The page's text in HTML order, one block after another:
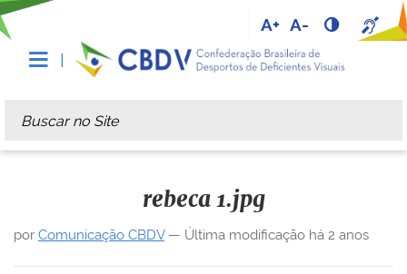
A+ A-
Busca
Busca Avançada…
rebeca 1.jpg
por Comunicação CBDV— Última modificação há 2 anos